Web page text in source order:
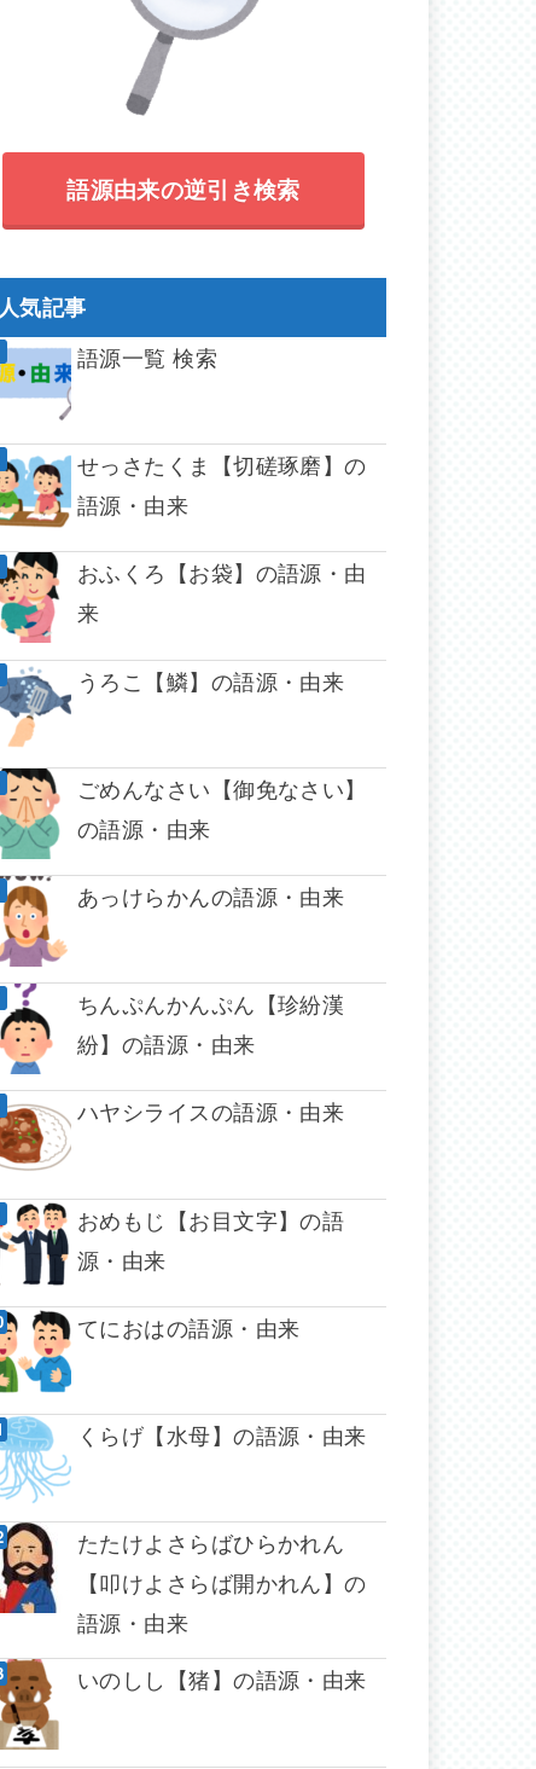
語源由来の逆引き検索
人気記事
語源一覧 検索
せっさたくま【切磋琢磨】の
語源・由来
おふくろ【お袋】の語源・由
来
うろこ【鱗】の語源・由来
ごめんなさい【御免なさい】
の語源・由来
あっけらかんの語源・由来
ちんぷんかんぷん【珍紛漢
紛】の語源・由来
ハヤシライスの語源・由来
おめもじ【お目文字】の語
源・由来
てにおはの語源・由来
くらげ【水母】の語源・由来
たたけよさらばひらかれん
【叩けよさらば開かれん】の
語源・由来
いのしし【猪】の語源・由来